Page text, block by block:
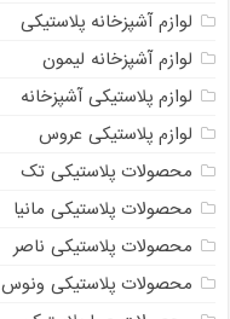
لوازم آشپزخانه پلاستیکی
لوازم آشپزخانه لیمون
لوازم پلاستیکی آشپزخانه
لوازم پلاستیکی عروس
محصولات پلاستیکی تک
محصولات پلاستیکی مانیا
محصولات پلاستیکی ناصر
محصولات پلاستیکی ونوس